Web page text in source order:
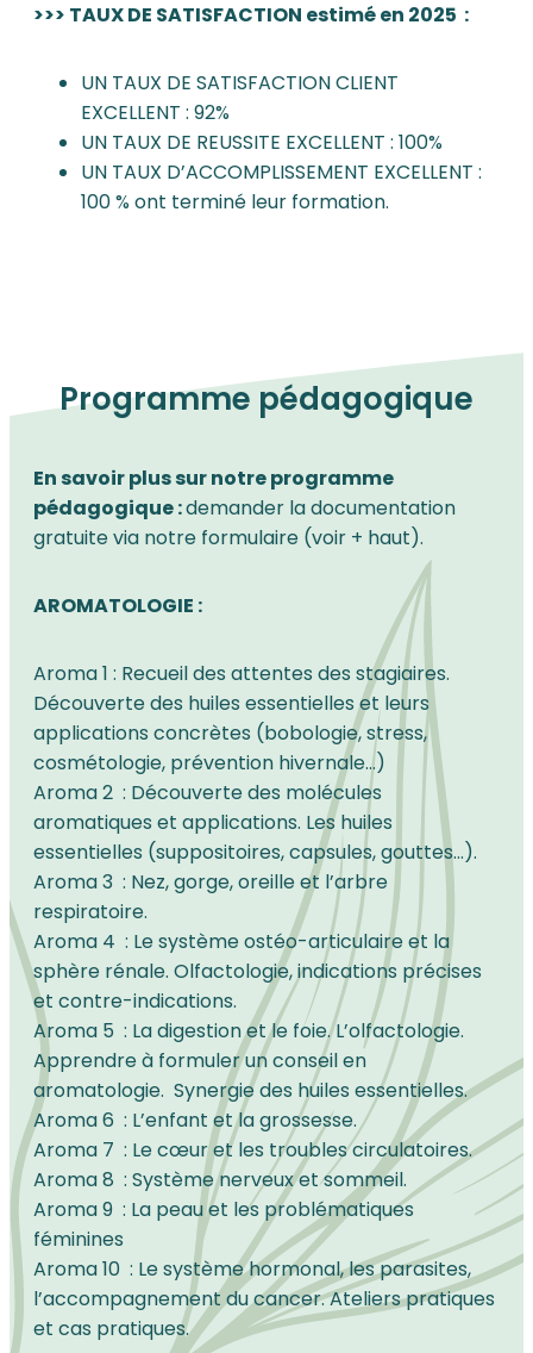
>>> TAUX DE SATISFACTION estimé en 2025 :
UN TAUX DE SATISFACTION CLIENT
EXCELLENT : 92%
UN TAUX DE REUSSITE EXCELLENT : 100%
UN TAUX D’ACCOMPLISSEMENT EXCELLENT :
100 % ont terminé leur formation.
Programme pédagogique
En savoir plus sur notre programme
pédagogique :demander la documentation
gratuite via notre formulaire (voir + haut).
AROMATOLOGIE :
Aroma 1 : Recueil des attentes des stagiaires.
Découverte des huiles essentielles et leurs
applications concrètes (bobologie, stress,
cosmétologie, prévention hivernale…)
Aroma 2 : Découverte des molécules
aromatiques et applications. Les huiles
essentielles (suppositoires, capsules, gouttes…).
Aroma 3 : Nez, gorge, oreille et l’arbre
respiratoire.
Aroma 4 : Le système ostéo-articulaire et la
sphère rénale. Olfactologie, indications précises
et contre-indications.
Aroma 5 : La digestion et le foie. L’olfactologie.
Apprendre à formuler un conseil en
aromatologie. Synergie des huiles essentielles.
Aroma 6 : L’enfant et la grossesse.
Aroma 7 : Le cœur et les troubles circulatoires.
Aroma 8 : Système nerveux et sommeil.
Aroma 9 : La peau et les problématiques
féminines
Aroma 10 : Le système hormonal, les parasites,
l’accompagnement du cancer. Ateliers pratiques
et cas pratiques.